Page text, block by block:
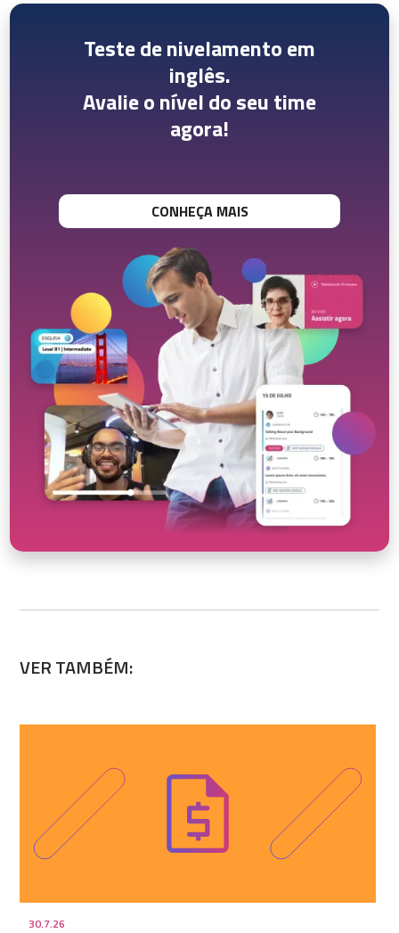
Teste de nivelamento em
inglês.
Avalie o nível do seu time
agora!
CONHEÇA MAIS
VER TAMBÉM:
30.7.26